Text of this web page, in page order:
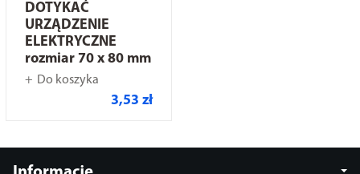
DOTYKAĆ
URZĄDZENIE
ELEKTRYCZNE
rozmiar 70 x 80 mm
Do koszyka
3,53 zł